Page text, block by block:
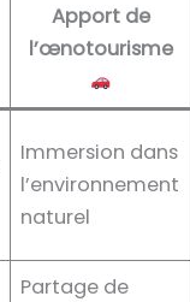
Apport de
l’œnotourisme
Immersion dans
l’environnement
naturel
Partage de